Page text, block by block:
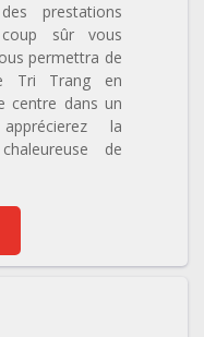
prestations
sûr vous
permettra de
Tri Trang en
centre dans un
la
de